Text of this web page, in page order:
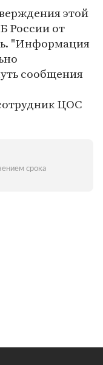
этой
России от
"Информация
сообщения
ЦОС
срока